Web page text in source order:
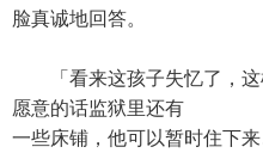
脸真诚地回答。
「看来这孩子失忆了，这
愿意的话监狱里还有
一些床铺，他可以暂时住下